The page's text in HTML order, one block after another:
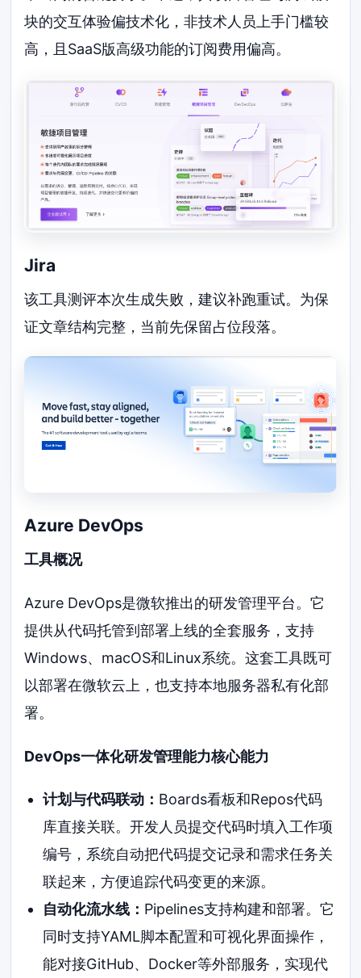
块的交互体验偏技术化，非技术人员上手门槛较
高，且SaaS版高级功能的订阅费用偏高。
Jira
该工具测评本次生成失败，建议补跑重试。为保
证文章结构完整，当前先保留占位段落。
Azure DevOps
工具概况
Azure DevOps是微软推出的研发管理平台。它
提供从代码托管到部署上线的全套服务，支持
Windows、macOS和Linux系统。这套工具既可
以部署在微软云上，也支持本地服务器私有化部
署。
DevOps一体化研发管理能力核心能力
计划与代码联动： Boards看板和Repos代码
库直接关联。开发人员提交代码时填入工作项
编号，系统自动把代码提交记录和需求任务关
联起来，方便追踪代码变更的来源。
自动化流水线： Pipelines支持构建和部署。它
同时支持YAML脚本配置和可视化界面操作，
能对接GitHub、Docker等外部服务，实现代